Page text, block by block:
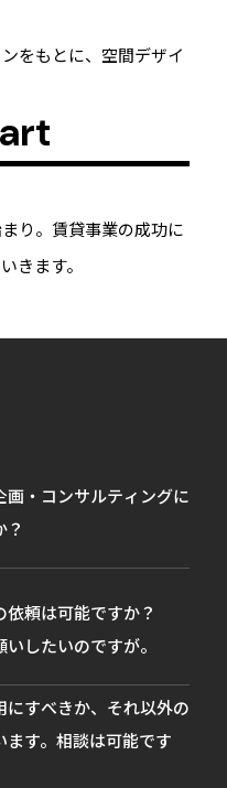
をもとに、空間デザイ
り。賃貸事業の成功に
きます。
画・コンサルティングに
・内容により異なります
え、お見積りをご依頼く
作り」の観点から価値創
合は、案件をお断りさせ
あらかじめご了承くださ
頼は可能ですか？
したいのですが。
ら、対象物件の用途や魅
てまいります。管理会社
すべきか、それ以外の
す。相談は可能です